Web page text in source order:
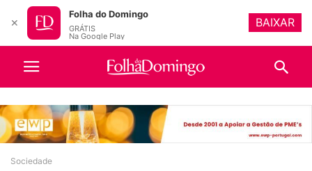
Sociedade
✕
Folha do Domingo
GRÁTIS
Na Google Play
BAIXAR